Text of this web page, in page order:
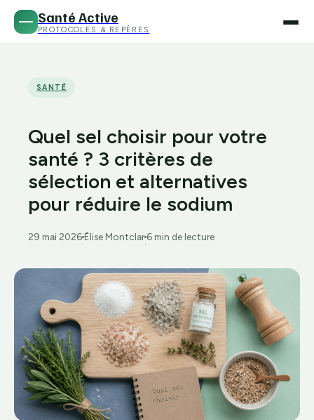
Santé Active
PROTOCOLES & REPÈRES
SANTÉ
Quel sel choisir pour votre
santé ? 3 critères de
sélection et alternatives
pour réduire le sodium
29 mai 2026
·
Élise Montclar
·
6 min de lecture